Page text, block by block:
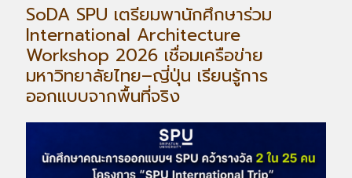
SoDA SPU เตรียมพานักศึกษาร่วม
International Architecture
Workshop 2026 เชื่อมเครือข่าย
มหาวิทยาลัยไทย–ญี่ปุ่น เรียนรู้การ
ออกแบบจากพื้นที่จริง